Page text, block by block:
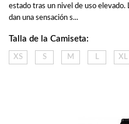
estado tras un nivel de uso elevado.
dan una sensación s...
Talla de la Camiseta:
XS S M L XL